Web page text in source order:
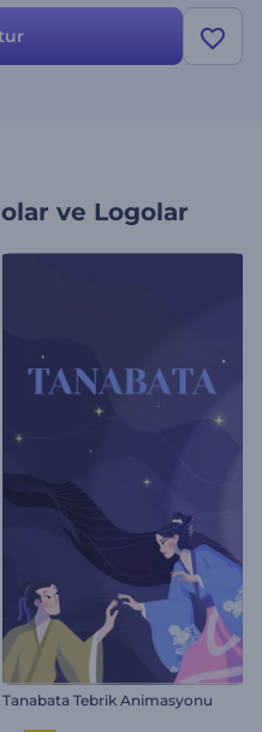
ve Logolar
Tanabata Tebrik Animasyonu